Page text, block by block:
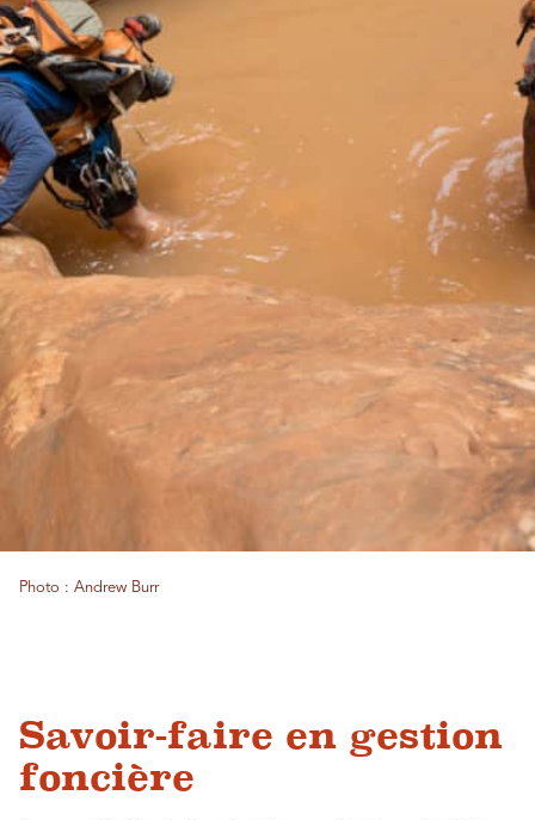
Photo : Andrew Burr
Savoir-faire en gestion
foncière